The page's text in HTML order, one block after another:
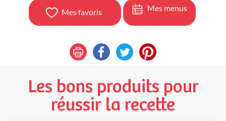
Mes favoris Mes menus
Les bons produits pour
réussir la recette